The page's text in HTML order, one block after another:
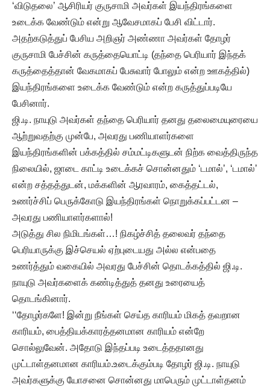
‘விடுதலை’ ஆசிரியர் குருசாமி அவர்கள் இயந்திரங்களை
உடைக்க வேண்டும் என்று ஆவேசமாகப் பேசி விட்டார்.
அதற்கடுத்துப் பேசிய அறிஞர் அண்ணா அவர்கள் தோழர்
குருசாமி பேச்சின் கருத்தையொட்டி (தந்தை பெரியார் இந்தக்
கருத்தைத்தான் வேகமாகப் பேசுவார் போலும் என்ற ஊகத்தில்)
இயந்திரங்களை உடைக்க வேண்டும் என்ற கருத்துப்படியே
பேசினார்.
ஜி.டி. நாயுடு அவர்கள் தந்தை பெரியார் தனது தலைமையுரையை
ஆற்றுவதற்கு முன்பே, அவரது பணியாளர்களை
இயந்திரங்களின் பக்கத்தில் சம்மட்டிகளுடன் நிற்க வைத்திருந்த
நிலையில், ஜாடை காட்டி உடைக்கச் சொன்னதும் ‘டமால்’, ‘டமால்’
என்ற சத்தத்துடன், மக்களின் ஆரவாரம், கைத்தட்டல்,
உணர்ச்சிப் பெருக்கோடு இயந்திரங்கள் நொறுக்கப்பட்டன –
அவரது பணியாளர்களால்!
அடுத்து சில நிமிடங்கள்…! நிகழ்ச்சித் தலைவர் தந்தை
பெரியாருக்கு இச்செயல் ஏற்புடையது அல்ல என்பதை
உணர்த்தும் வகையில் அவரது பேச்சின் தொடக்கத்தில் ஜி.டி.
நாயுடு அவர்களைக் கண்டித்துத் தனது உரையைத்
தொடங்கினார்.
‘‘தோழர்களே! இன்று நீங்கள் செய்த காரியம் மிகத் தவறான
காரியம், பைத்தியக்காரத்தனமான காரியம் என்றே
சொல்லுவேன். அதோடு இந்தப்படி உடைத்ததானது
முட்டாள்தனமான காரியம்.உடைக்கும்படி தோழர் ஜி.டி. நாயுடு
அவர்களுக்கு யோசனை சொன்னது மாபெரும் முட்டாள்தனம்